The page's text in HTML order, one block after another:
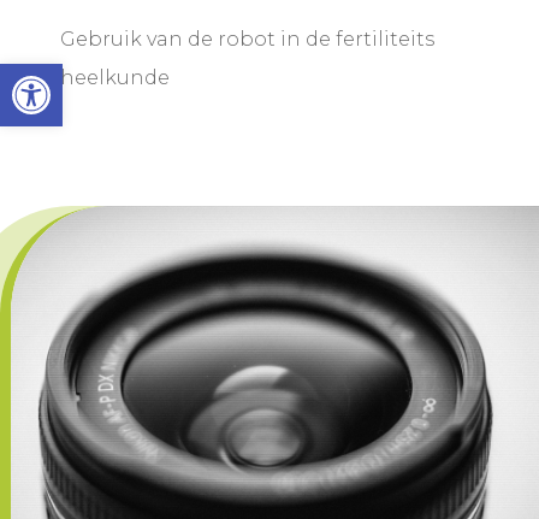
Open toolbar
Gebruik van de robot in de fertiliteits
heelkunde